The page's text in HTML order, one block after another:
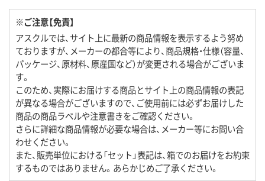
※ご注意【免責】
アスクルでは、サイト上に最新の商品情報を表示するよう努め
ておりますが、メーカーの都合等により、商品規格・仕様（容量、
パッケージ、原材料、原産国など）が変更される場合がございま
す。
このため、実際にお届けする商品とサイト上の商品情報の表記
が異なる場合がございますので、ご使用前には必ずお届けした
商品の商品ラベルや注意書きをご確認ください。
さらに詳細な商品情報が必要な場合は、メーカー等にお問い合
わせください。
また、販売単位における「セット」表記は、箱でのお届けをお約束
するものではありません。あらかじめご了承ください。